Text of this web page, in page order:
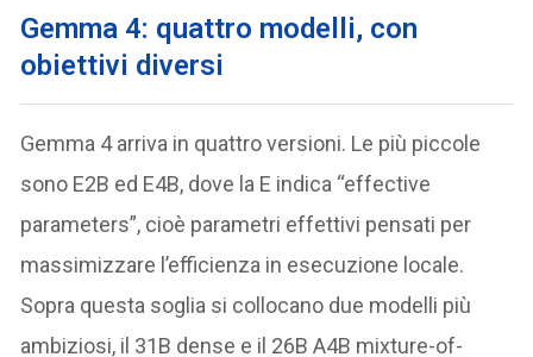
Gemma 4: quattro modelli, con
obiettivi diversi
Gemma 4 arriva in quattro versioni. Le più piccole
sono E2B ed E4B, dove la E indica “effective
parameters”, cioè parametri effettivi pensati per
massimizzare l’efficienza in esecuzione locale.
Sopra questa soglia si collocano due modelli più
ambiziosi, il 31B dense e il 26B A4B mixture-of-